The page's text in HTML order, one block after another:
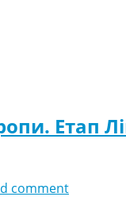
Етап
comment